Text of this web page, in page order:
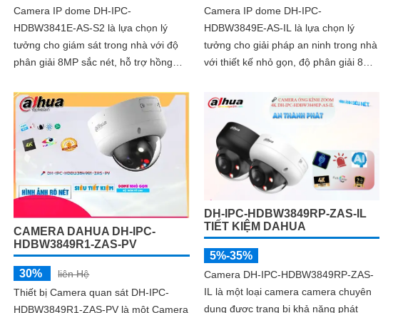
Camera IP dome DH-IPC-
HDBW3841E-AS-S2 là lựa chọn lý
tưởng cho giám sát trong nhà với độ
phân giải 8MP sắc nét, hỗ trợ hồng
rõ ràng. Sở hữu công nghệ AI thông
minh, camera có khả năng nhận diện
và phân biệt chuyển động của người
và phương tiện, tăng độ chính xác
trong cảnh báo an ninh
Camera IP dome DH-IPC-
HDBW3849E-AS-IL là lựa chọn lý
tưởng cho giải pháp an ninh trong nhà
với thiết kế nhỏ gọn, độ phân giải 8MP
ấn tượng nhờ hồng ngoại 30m kết hợp
khe cắm thẻ nhớ đến 512GB và công
nghệ AI thông minh giúp phân biệt
chính xác người và phương tiện hỗ trợ
POE, giảm thiểu báo động giả hiệu
quả
CAMERA DAHUA DH-IPC-
HDBW3849R1-ZAS-PV
30%
liên Hệ
Thiết bị Camera quan sát DH-IPC-
HDBW3849R1-ZAS-PV là một Camera
DH-IPC-HDBW3849RP-ZAS-IL
TIẾT KIỆM DAHUA
5%-35%
Camera DH-IPC-HDBW3849RP-ZAS-
IL là một loại camera camera chuyên
dụng được trang bị khả năng phát